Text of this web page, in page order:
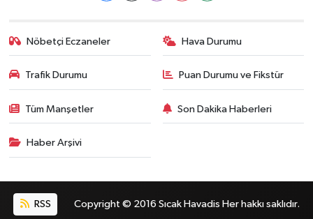
Nöbetçi Eczaneler Hava Durumu
Trafik Durumu Puan Durumu ve Fikstür
Tüm Manşetler Son Dakika Haberleri
Haber Arşivi
RSS Copyright © 2016 Sıcak Havadis Her hakkı saklıdır.